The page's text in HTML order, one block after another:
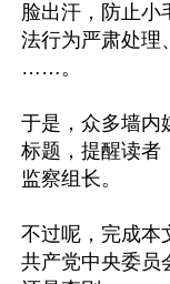
脸出汗，防止小
法行为严肃处理
……。
于是，众多墙内
标题，提醒读者
监察组长。
不过呢，完成本
共产党中央委员